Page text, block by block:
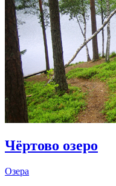
Чёртово озеро
Озера